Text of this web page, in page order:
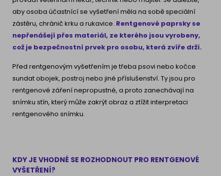
aby osoba účastnící se vyšetření měla na sobě speciální
zástěru, chránič krku a rukavice. Rentgenové paprsky se
nepřenášejí přes materiál, ze kterého jsou vyrobeny,
což je bezpečnostní prvek pro osobu, která zvíře drží.
Před rentgenovým vyšetřením je třeba psovi nebo kočce
sundat obojek, postroj nebo jiné příslušenství. Ty jsou pro
rentgenové záření nepropustné, a proto zanechávají na
snímku stín, který může zakrýt obraz a ztížit interpretaci
rentgenového snímku.
KDY JE VHODNÉ SE ROZHODNOUT PRO RENTGENOVÉ
VYŠETŘENÍ?